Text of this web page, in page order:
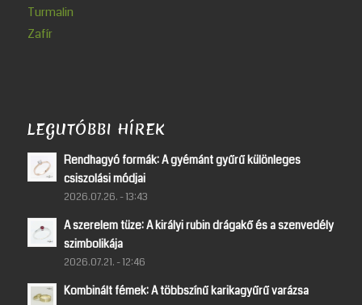
Turmalin
Zafír
LEGUTÓBBI HÍREK
Rendhagyó formák: A gyémánt gyűrű különleges
csiszolási módjai
2026.07.26. - 13:43
A szerelem tüze: A királyi rubin drágakő és a szenvedély
szimbolikája
2026.07.21. - 12:46
Kombinált fémek: A többszínű karikagyűrű varázsa